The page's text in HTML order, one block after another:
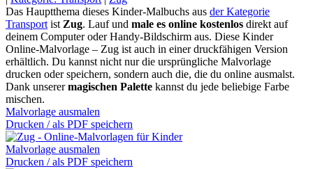
Das Hauptthema dieses Kinder-Malbuchs aus der Kategorie
TransportistZug. Lauf und male es online kostenlos direkt auf
deinem Computer oder Handy-Bildschirm aus. Diese Kinder
Online-Malvorlage – Zug ist auch in einer druckfähigen Version
erhältlich. Du kannst nicht nur die ursprüngliche Malvorlage
drucken oder speichern, sondern auch die, die du online ausmalst.
Dank unserermagischen Palette kannst du jede beliebige Farbe
mischen.
Malvorlage ausmalen
Drucken / als PDF speichern
Malvorlage ausmalen
Drucken / als PDF speichern